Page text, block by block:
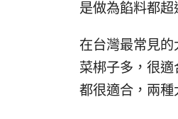
是做為餡料都超
在台灣最常見的
菜梆子多，很
都很適合，兩種